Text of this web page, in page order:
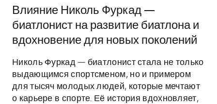
Влияние Николь Фуркад —
биатлонист на развитие биатлона и
вдохновение для новых поколений
Николь Фуркад — биатлонист стала не только
выдающимся спортсменом, но и примером
для тысяч молодых людей, которые мечтают
о карьере в спорте. Её история вдохновляет,